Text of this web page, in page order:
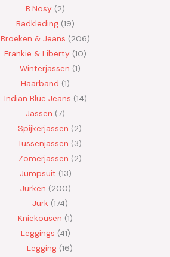
B.Nosy
2
Badkleding 19
Broeken & Jeans
206
Frankie & Liberty 10
Winterjassen 1
Haarband 1
Indian Blue Jeans 14
Jassen 7
Spijkerjassen
2
Tussenjassen
3
Zomerjassen 2
Jumpsuit 13
Jurken 200
Jurk 174
Kniekousen 1
Leggings 41
Legging 16